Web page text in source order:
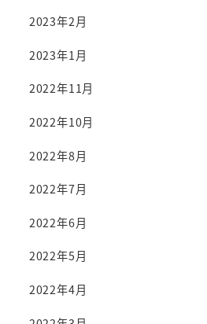
2023年2月
2023年1月
2022年11月
2022年10月
2022年8月
2022年7月
2022年6月
2022年5月
2022年4月